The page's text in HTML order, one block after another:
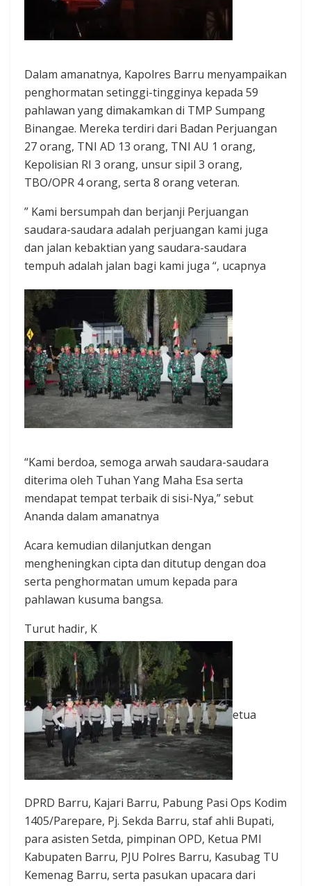
Dalam amanatnya, Kapolres Barru menyampaikan
penghormatan setinggi-tingginya kepada 59
pahlawan yang dimakamkan di TMP Sumpang
Binangae. Mereka terdiri dari Badan Perjuangan
27 orang, TNI AD 13 orang, TNI AU 1 orang,
Kepolisian RI 3 orang, unsur sipil 3 orang,
TBO/OPR 4 orang, serta 8 orang veteran.
” Kami bersumpah dan berjanji Perjuangan
saudara-saudara adalah perjuangan kami juga
dan jalan kebaktian yang saudara-saudara
tempuh adalah jalan bagi kami juga “, ucapnya
“Kami berdoa, semoga arwah saudara-saudara
diterima oleh Tuhan Yang Maha Esa serta
mendapat tempat terbaik di sisi-Nya,” sebut
Ananda dalam amanatnya
Acara kemudian dilanjutkan dengan
mengheningkan cipta dan ditutup dengan doa
serta penghormatan umum kepada para
pahlawan kusuma bangsa.
Turut hadir, K
etua
DPRD Barru, Kajari Barru, Pabung Pasi Ops Kodim
1405/Parepare, Pj. Sekda Barru, staf ahli Bupati,
para asisten Setda, pimpinan OPD, Ketua PMI
Kabupaten Barru, PJU Polres Barru, Kasubag TU
Kemenag Barru, serta pasukan upacara dari